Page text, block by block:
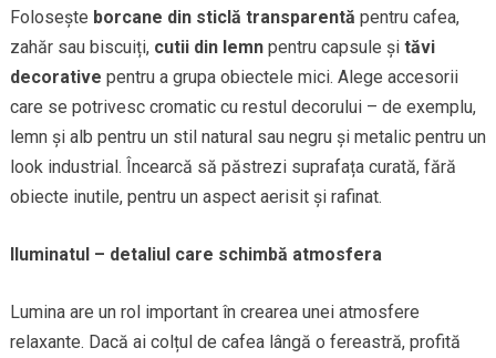
Folosește borcane din sticlă transparentă pentru cafea,
zahăr sau biscuiți, cutii din lemnpentru capsule și tăvi
decorative pentru a grupa obiectele mici. Alege accesorii
care se potrivesc cromatic cu restul decorului – de exemplu,
lemn și alb pentru un stil natural sau negru și metalic pentru un
look industrial. Încearcă să păstrezi suprafața curată, fără
obiecte inutile, pentru un aspect aerisit și rafinat.
Iluminatul – detaliul care schimbă atmosfera
Lumina are un rol important în crearea unei atmosfere
relaxante. Dacă ai colțul de cafea lângă o fereastră, profită